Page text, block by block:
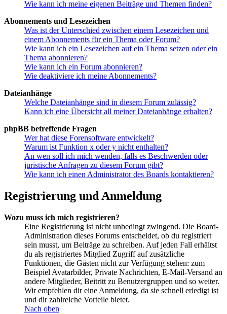
Wie kann ich meine eigenen Beiträge und Themen finden?
Abonnements und Lesezeichen
Was ist der Unterschied zwischen einem Lesezeichen und
einem Abonnements für ein Thema oder Forum?
Wie kann ich ein Lesezeichen auf ein Thema setzen oder ein
Thema abonnieren?
Wie kann ich ein Forum abonnieren?
Wie deaktiviere ich meine Abonnements?
Dateianhänge
Welche Dateianhänge sind in diesem Forum zulässig?
Kann ich eine Übersicht all meiner Dateianhänge erhalten?
phpBB betreffende Fragen
Wer hat diese Forensoftware entwickelt?
Warum ist Funktion x oder y nicht enthalten?
An wen soll ich mich wenden, falls es Beschwerden oder
juristische Anfragen zu diesem Forum gibt?
Wie kann ich einen Administrator des Boards kontaktieren?
Registrierung und Anmeldung
Wozu muss ich mich registrieren?
Eine Registrierung ist nicht unbedingt zwingend. Die Board-
Administration dieses Forums entscheidet, ob du registriert
sein musst, um Beiträge zu schreiben. Auf jeden Fall erhältst
du als registriertes Mitglied Zugriff auf zusätzliche
Funktionen, die Gästen nicht zur Verfügung stehen: zum
Beispiel Avatarbilder, Private Nachrichten, E-Mail-Versand an
andere Mitglieder, Beitritt zu Benutzergruppen und so weiter.
Wir empfehlen dir eine Anmeldung, da sie schnell erledigt ist
und dir zahlreiche Vorteile bietet.
Nach oben